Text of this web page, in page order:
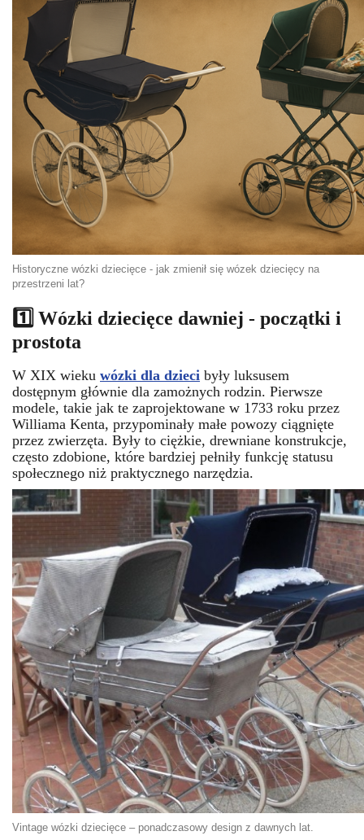
Historyczne wózki dziecięce - jak zmienił się wózek dziecięcy na
przestrzeni lat?
1️⃣ Wózki dziecięce dawniej - początki i
prostota
W XIX wieku wózki dla dzieci były luksusem
dostępnym głównie dla zamożnych rodzin. Pierwsze
modele, takie jak te zaprojektowane w 1733 roku przez
Williama Kenta, przypominały małe powozy ciągnięte
przez zwierzęta. Były to ciężkie, drewniane konstrukcje,
często zdobione, które bardziej pełniły funkcję statusu
społecznego niż praktycznego narzędzia.
Vintage wózki dziecięce – ponadczasowy design z dawnych lat.